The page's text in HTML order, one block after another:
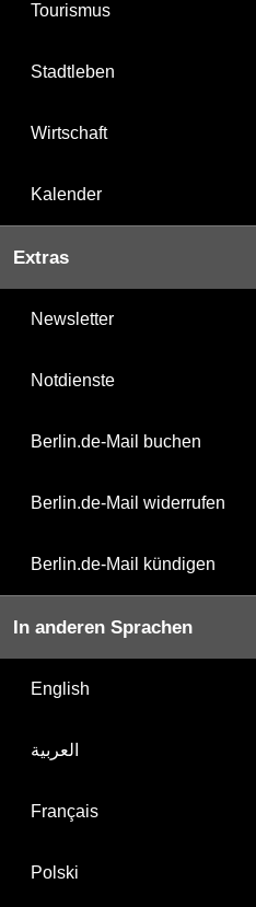
Tourismus
Stadtleben
Wirtschaft
Kalender
Extras
Newsletter
Notdienste
Berlin.de-Mail buchen
Berlin.de-Mail widerrufen
Berlin.de-Mail kündigen
In anderen Sprachen
English
العربية
Français
Polski